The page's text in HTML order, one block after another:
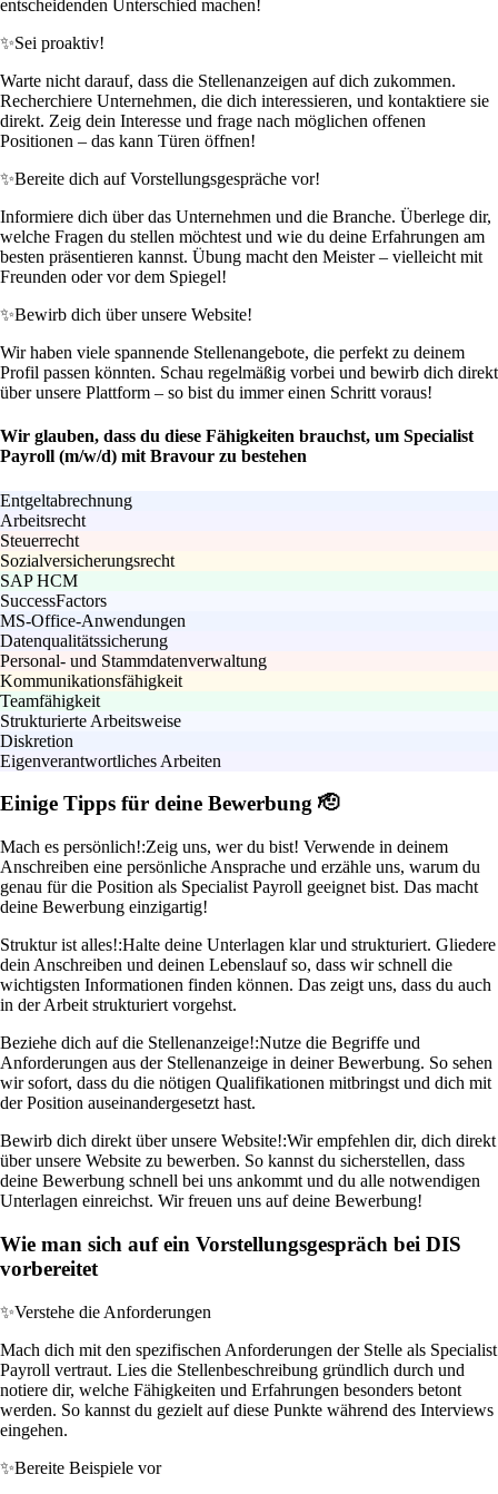
entscheidenden Unterschied machen!
✨Sei proaktiv!
Warte nicht darauf, dass die Stellenanzeigen auf dich zukommen.
Recherchiere Unternehmen, die dich interessieren, und kontaktiere sie
direkt. Zeig dein Interesse und frage nach möglichen offenen
Positionen – das kann Türen öffnen!
✨Bereite dich auf Vorstellungsgespräche vor!
Informiere dich über das Unternehmen und die Branche. Überlege dir,
welche Fragen du stellen möchtest und wie du deine Erfahrungen am
besten präsentieren kannst. Übung macht den Meister – vielleicht mit
Freunden oder vor dem Spiegel!
✨Bewirb dich über unsere Website!
Wir haben viele spannende Stellenangebote, die perfekt zu deinem
Profil passen könnten. Schau regelmäßig vorbei und bewirb dich direkt
über unsere Plattform – so bist du immer einen Schritt voraus!
Wir glauben, dass du diese Fähigkeiten brauchst, um Specialist
Payroll (m/w/d) mit Bravour zu bestehen
Entgeltabrechnung
Arbeitsrecht
Steuerrecht
Sozialversicherungsrecht
SAP HCM
SuccessFactors
MS-Office-Anwendungen
Datenqualitätssicherung
Personal- und Stammdatenverwaltung
Kommunikationsfähigkeit
Teamfähigkeit
Strukturierte Arbeitsweise
Diskretion
Eigenverantwortliches Arbeiten
Einige Tipps für deine Bewerbung 🫡
Mach es persönlich!:Zeig uns, wer du bist! Verwende in deinem
Anschreiben eine persönliche Ansprache und erzähle uns, warum du
genau für die Position als Specialist Payroll geeignet bist. Das macht
deine Bewerbung einzigartig!
Struktur ist alles!:Halte deine Unterlagen klar und strukturiert. Gliedere
dein Anschreiben und deinen Lebenslauf so, dass wir schnell die
wichtigsten Informationen finden können. Das zeigt uns, dass du auch
in der Arbeit strukturiert vorgehst.
Beziehe dich auf die Stellenanzeige!:Nutze die Begriffe und
Anforderungen aus der Stellenanzeige in deiner Bewerbung. So sehen
wir sofort, dass du die nötigen Qualifikationen mitbringst und dich mit
der Position auseinandergesetzt hast.
Bewirb dich direkt über unsere Website!:Wir empfehlen dir, dich direkt
über unsere Website zu bewerben. So kannst du sicherstellen, dass
deine Bewerbung schnell bei uns ankommt und du alle notwendigen
Unterlagen einreichst. Wir freuen uns auf deine Bewerbung!
Wie man sich auf ein Vorstellungsgespräch bei DIS
vorbereitet
✨Verstehe die Anforderungen
Mach dich mit den spezifischen Anforderungen der Stelle als Specialist
Payroll vertraut. Lies die Stellenbeschreibung gründlich durch und
notiere dir, welche Fähigkeiten und Erfahrungen besonders betont
werden. So kannst du gezielt auf diese Punkte während des Interviews
eingehen.
✨Bereite Beispiele vor